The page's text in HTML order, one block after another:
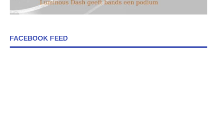
FACEBOOK FEED